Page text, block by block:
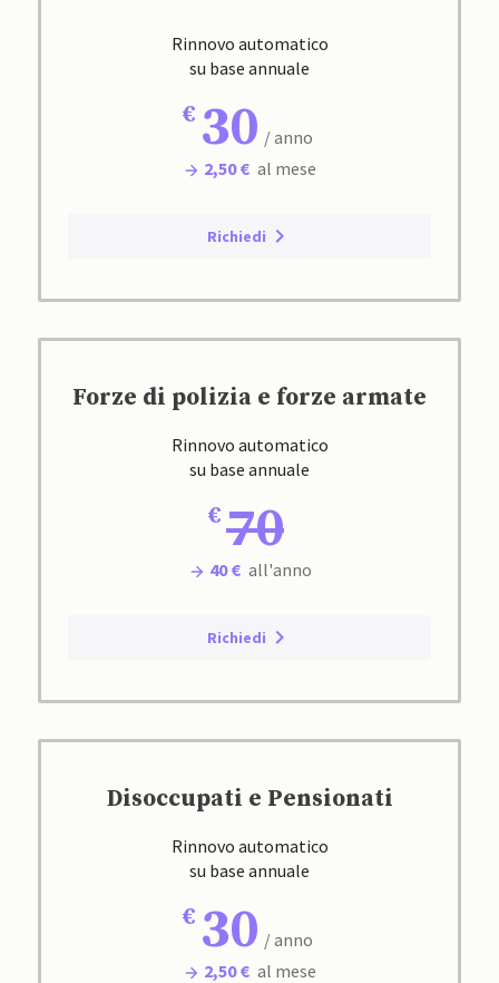
Rinnovo automatico
su base annuale
30 / anno
2,50 € al mese
Richiedi
Forze di polizia e forze armate
Rinnovo automatico
su base annuale
70
40 € all'anno
Richiedi
Disoccupati e Pensionati
Rinnovo automatico
su base annuale
30 / anno
2,50 € al mese